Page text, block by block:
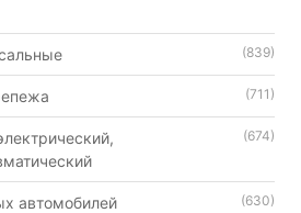
(839)
(711)
(674)
автомобилей (630)